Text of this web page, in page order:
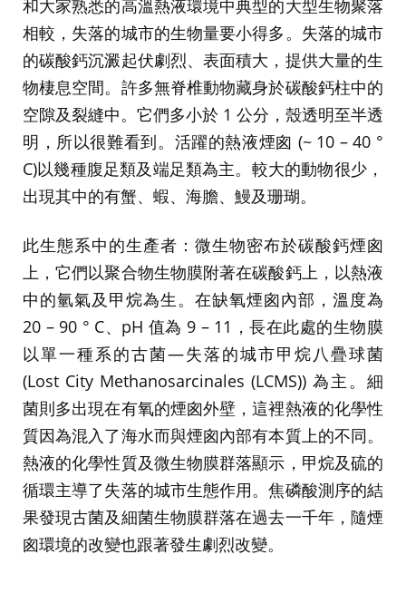
和大家熟悉的高溫熱液環境中典型的大型生物聚落
相較，失落的城市的生物量要小得多。失落的城市
的碳酸鈣沉澱起伏劇烈、表面積大，提供大量的生
物棲息空間。許多無脊椎動物藏身於碳酸鈣柱中的
空隙及裂縫中。它們多小於 1 公分，殼透明至半透
明，所以很難看到。活躍的熱液煙囪 (~ 10 – 40 °
C)以幾種腹足類及端足類為主。較大的動物很少，
出現其中的有蟹、蝦、海膽、鰻及珊瑚。
此生態系中的生產者：微生物密布於碳酸鈣煙囪
上，它們以聚合物生物膜附著在碳酸鈣上，以熱液
中的氫氣及甲烷為生。在缺氧煙囪內部，溫度為
20 – 90 ° C、pH 值為 9 – 11，長在此處的生物膜
以單一種系的古菌­­­—失落的城市甲烷八疊球菌
(Lost City Methanosarcinales (LCMS)) 為主。細
菌則多出現在有氧的煙囪外壁，這裡熱液的化學性
質因為混入了海水而與煙囪內部有本質上的不同。
熱液的化學性質及微生物膜群落顯示，甲烷及硫的
循環主導了失落的城市生態作用。焦磷酸測序的結
果發現古菌及細菌生物膜群落在過去一千年，隨煙
囪環境的改變也跟著發生劇烈改變。